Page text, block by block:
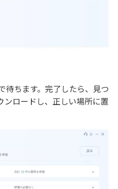
待ちます。完了したら、見つ
ンロードし、正しい場所に置